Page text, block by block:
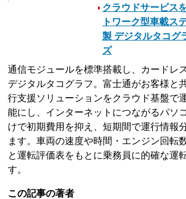
クラウドサービス
トワーク型車載ス
製 デジタルタコグ
ズ
通信モジュールを標準搭載し、カードレ
デジタルタコグラフ。富士通がお客様と
行支援ソリューションをクラウド基盤で
能にし、インターネットにつながるパソ
けで初期費用を抑え、短期間で運行情報
ます。車両の速度や時間・エンジン回転
と運転評価表をもとに乗務員に的確な運
す。
この記事の著者